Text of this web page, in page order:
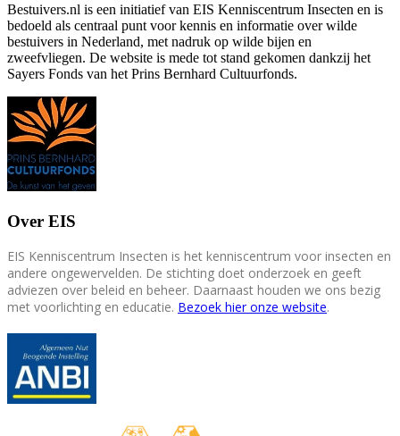
Bestuivers.nl is een initiatief van EIS Kenniscentrum Insecten en is
bedoeld als centraal punt voor kennis en informatie over wilde
bestuivers in Nederland, met nadruk op wilde bijen en
zweefvliegen. De website is mede tot stand gekomen dankzij het
Sayers Fonds van het Prins Bernhard Cultuurfonds.
Over EIS
EIS Kenniscentrum Insecten is het kenniscentrum voor insecten en
andere ongewervelden. De stichting doet onderzoek en geeft
adviezen over beleid en beheer. Daarnaast houden we ons bezig
met voorlichting en educatie. Bezoek hier onze website.